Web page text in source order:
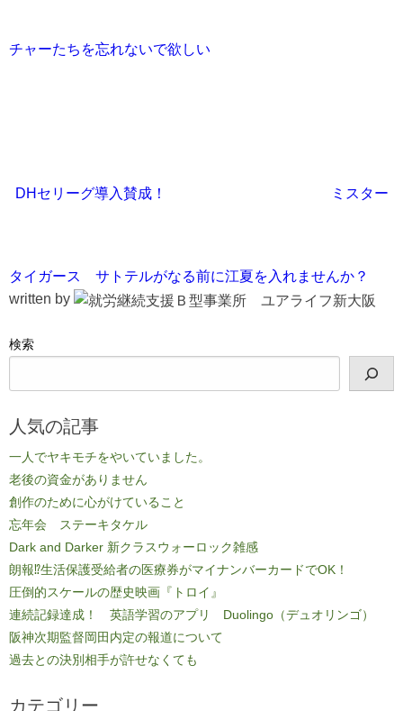
チャーたちを忘れないで欲しい
DHセリーグ導入賛成！ ミスター
タイガース サトテルがなる前に江夏を入れませんか？
written by
検索
人気の記事
一人でヤキモチをやいていました。
老後の資金がありません
創作のために心がけていること
忘年会 ステーキタケル
Dark and Darker 新クラスウォーロック雑感
朗報⁉生活保護受給者の医療券がマイナンバーカードでOK！
圧倒的スケールの歴史映画『トロイ』
連続記録達成！ 英語学習のアプリ Duolingo（デュオリンゴ）
阪神次期監督岡田内定の報道について
過去との決別相手が許せなくても
カテゴリー